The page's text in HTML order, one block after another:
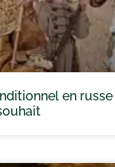
en russe